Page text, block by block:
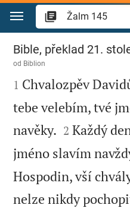
Přejít na obsah
Žalm 145
Bible, překlad 21.
od Biblion

1 Chvalozpěv
tebe velebím, tvé
navěky. 

2 Každý
jméno slavím
Hospodin, vší
nelze nikdy